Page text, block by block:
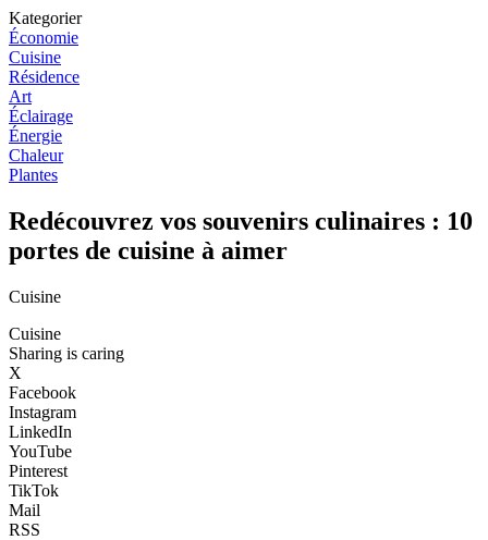
Kategorier
Économie
Cuisine
Résidence
Art
Éclairage
Énergie
Chaleur
Plantes
Redécouvrez vos souvenirs culinaires : 10
portes de cuisine à aimer
Cuisine
Cuisine
Sharing is caring
X
Facebook
Instagram
LinkedIn
YouTube
Pinterest
TikTok
Mail
RSS